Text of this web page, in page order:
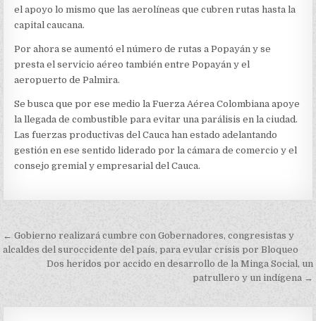
el apoyo lo mismo que las aerolíneas que cubren rutas hasta la
capital caucana.
Por ahora se aumentó el número de rutas a Popayán y se
presta el servicio aéreo también entre Popayán y el
aeropuerto de Palmira.
Se busca que por ese medio la Fuerza Aérea Colombiana apoye
la llegada de combustible para evitar una parálisis en la ciudad.
Las fuerzas productivas del Cauca han estado adelantando
gestión en ese sentido liderado por la cámara de comercio y el
consejo gremial y empresarial del Cauca.
Navegación
de
← Gobierno realizará cumbre con Gobernadores, congresistas y
alcaldes del suroccidente del país, para evular crisis por Bloqueo
Dos heridos por accido en desarrollo de la Minga Social, un
patrullero y un indígena →